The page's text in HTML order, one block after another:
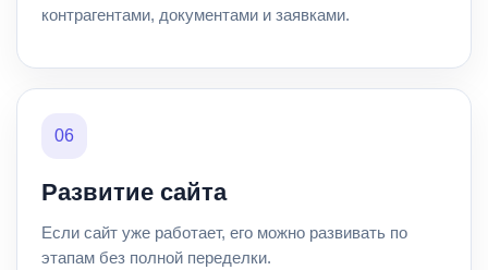
контрагентами, документами и заявками.
06
Развитие сайта
Если сайт уже работает, его можно развивать по
этапам без полной переделки.